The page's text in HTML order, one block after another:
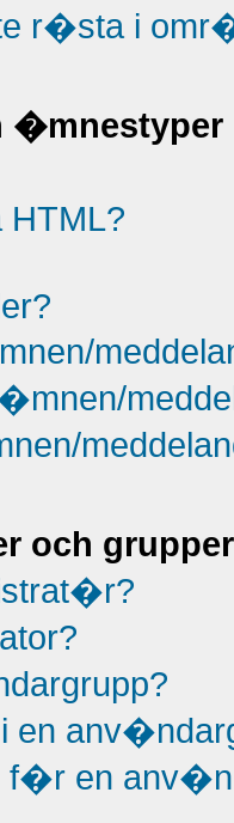
r�sta i
�mnestyper
och grupper
en
f�r en